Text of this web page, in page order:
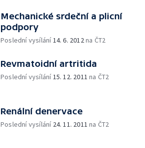
Mechanické srdeční a plicní
podpory
Poslední vysílání14. 6. 2012na ČT2
Revmatoidní artritida
Poslední vysílání15. 12. 2011 na ČT2
Renální denervace
Poslední vysílání 24. 11. 2011 na ČT2